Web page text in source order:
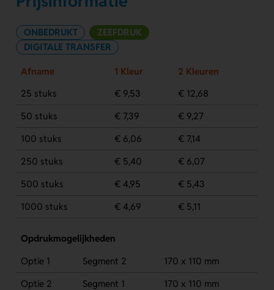
ONBEDRUKT
ZEEFDRUK
DIGITALE TRANSFER
Afname 1 Kleur
2 Kleuren
25 stuks
€ 9,53
€ 12,68
50 stuks
€ 7,39
€ 9,27
100 stuks
€ 6,06
€ 7,14
250 stuks
€ 5,40
€ 6,07
500 stuks
€ 4,95
€ 5,43
1000 stuks
€ 4,69 € 5,11
Opdrukmogelijkheden
Optie 1
Segment 2
170 x 110 mm
Optie 2
Segment 1
170 x 110 mm